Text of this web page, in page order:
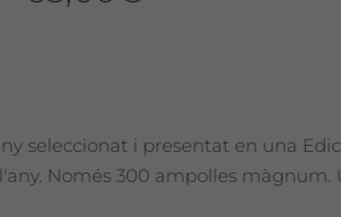
seleccionat i presentat en una
Només 300 ampolles màgnum.